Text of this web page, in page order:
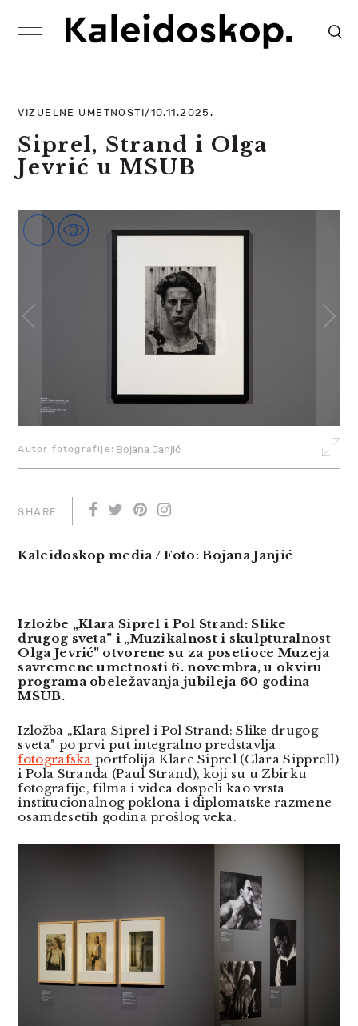
VIZUELNE UMETNOSTI/10.11.2025.
Siprel, Strand i Olga
Jevrić u MSUB
Bojana Janjić
Autor fotografije:
SHARE
Kaleidoskop media / Foto: Bojana Janjić
Izložbe „Klara Siprel i Pol Strand: Slike
drugog sveta" i „Muzikalnost i skulpturalnost -
Olga Jevrić" otvorene su za posetioce Muzeja
savremene umetnosti 6. novembra, u okviru
programa obeležavanja jubileja 60 godina
MSUB.
Izložba „Klara Siprel i Pol Strand: Slike drugog
sveta" po prvi put integralno predstavlja
fotografska portfolija Klare Siprel (Clara Sipprell)
i Pola Stranda (Paul Strand), koji su u Zbirku
fotografije, filma i videa dospeli kao vrsta
institucionalnog poklona i diplomatske razmene
osamdesetih godina prošlog veka.